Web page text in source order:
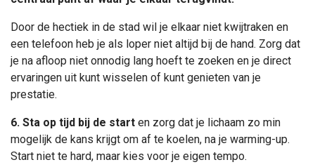
Door de hectiek in de stad wil je elkaar niet kwijtraken en
een telefoon heb je als loper niet altijd bij de hand. Zorg dat
je na afloop niet onnodig lang hoeft te zoeken en je direct
ervaringen uit kunt wisselen of kunt genieten van je
prestatie.
6. Sta op tijd bij de start en zorg dat je lichaam zo min
mogelijk de kans krijgt om af te koelen, na je warming-up.
Start niet te hard, maar kies voor je eigen tempo.